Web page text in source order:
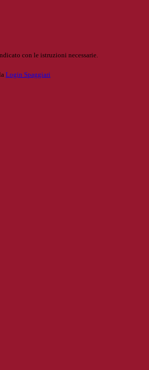
con le istruzioni necessarie.
Login Spaggiari